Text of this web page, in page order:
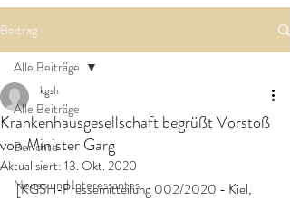
Beitrag
Alle Beiträge
Berichte
Neues und Interessantes
Alle Beiträge
Krankenhausgesellschaft begrüßt Vorstoß
von Minister Garg
kgsh
Aktualisiert: 13. Okt. 2020
[KGSH-Pressemitteilung 002/2020 - Kiel,